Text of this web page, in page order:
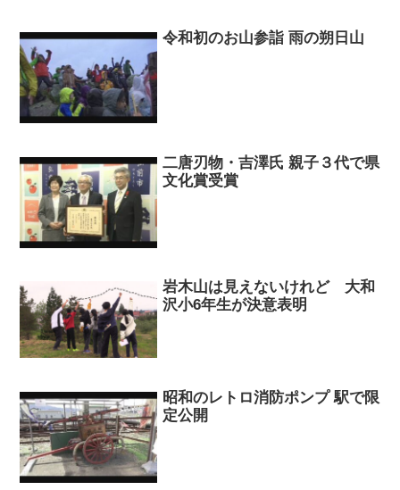
令和初のお山参詣 雨の朔日山
二唐刃物・吉澤氏 親子３代で県
文化賞受賞
岩木山は見えないけれど 大和
沢小6年生が決意表明
昭和のレトロ消防ポンプ 駅で限
定公開